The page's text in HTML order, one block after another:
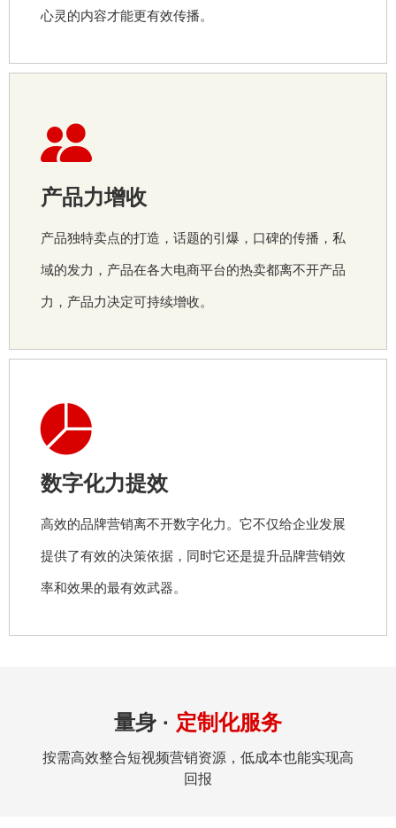
心灵的内容才能更有效传播。
产品力增收
产品独特卖点的打造，话题的引爆，口碑的传播，私
域的发力，产品在各大电商平台的热卖都离不开产品
力，产品力决定可持续增收。
数字化力提效
高效的品牌营销离不开数字化力。它不仅给企业发展
提供了有效的决策依据，同时它还是提升品牌营销效
率和效果的最有效武器。
量身 · 定制化服务
按需高效整合短视频营销资源，低成本也能实现高
回报